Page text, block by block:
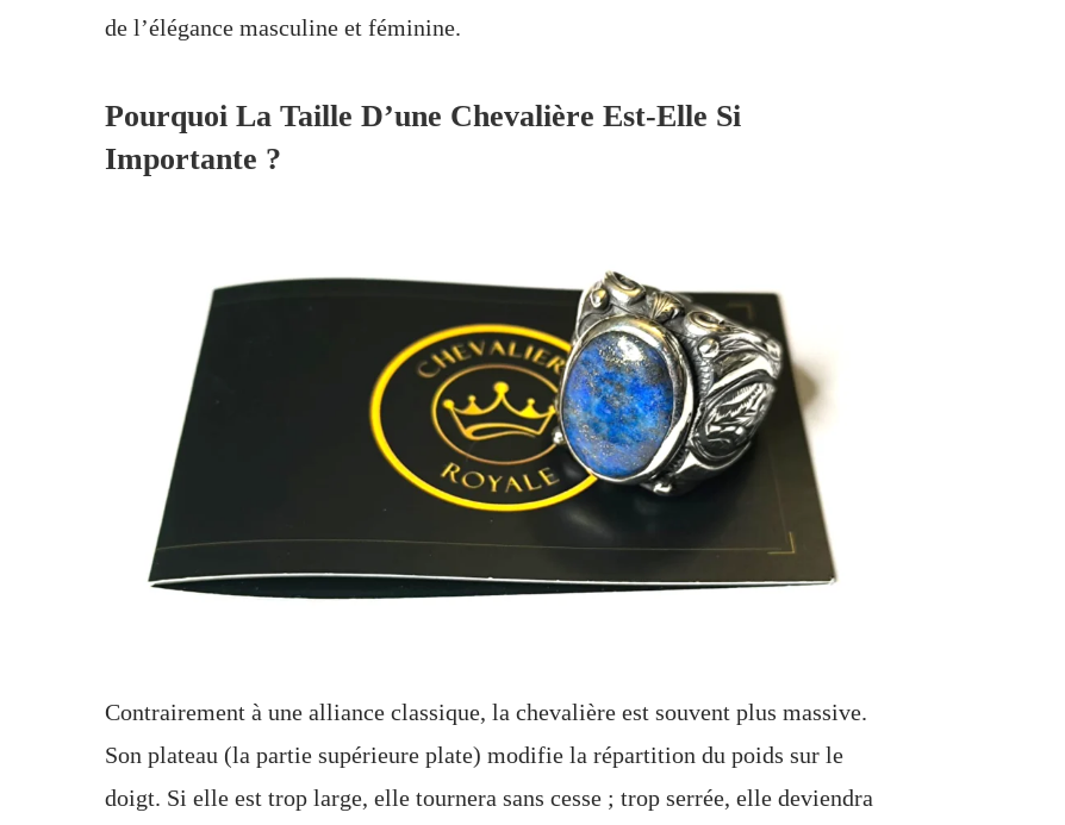
de l’élégance masculine et féminine.
Pourquoi La Taille D’une Chevalière Est-Elle Si
Importante ?
Contrairement à une alliance classique, la chevalière est souvent plus massive.
Son plateau (la partie supérieure plate) modifie la répartition du poids sur le
doigt. Si elle est trop large, elle tournera sans cesse ; trop serrée, elle deviendra